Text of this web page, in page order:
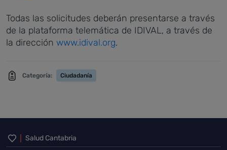
Todas las solicitudes deberán presentarse a través
de la plataforma telemática de IDIVAL, a través de
la dirección www.idival.org.
Categoría: Ciudadanía
Inicio del pie de página
Salud Cantabria